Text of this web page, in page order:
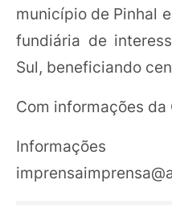
município de Pinhal
fundiária de
Sul, beneficiando
Com informações da